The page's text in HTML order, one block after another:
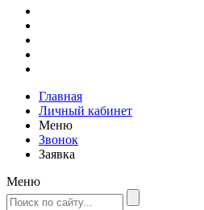
Главная
Личный кабинет
Меню
Звонок
Заявка
Меню